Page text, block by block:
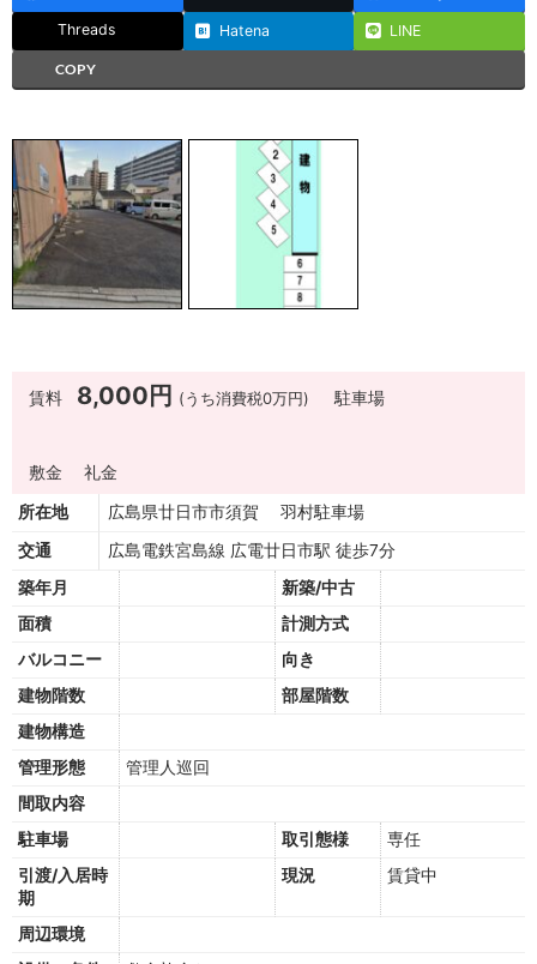
Threads Hatena LINE
COPY
賃料 8,000円 (うち消費税0万円) 駐車場
敷金 礼金
所在地
広島県廿日市市須賀 羽村駐車場
交通
広島電鉄宮島線 広電廿日市駅 徒歩7分
築年月
新築/中古
面積
計測方式
バルコニー
向き
建物階数
部屋階数
建物構造
管理形態
管理人巡回
間取内容
駐車場
取引態様
専任
引渡/入居時
期
現況 賃貸中
周辺環境